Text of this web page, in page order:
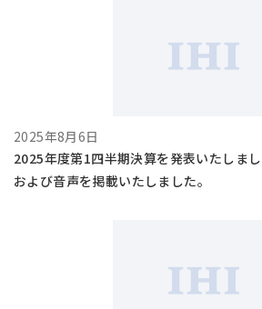
2025年8月6日
2025年度第1四半期決算を発表いたしま
および音声を掲載いたしました。